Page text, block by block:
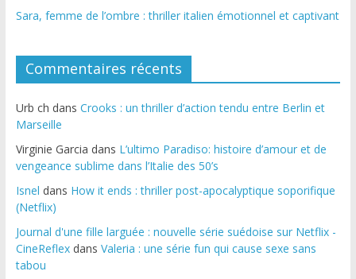
Sara, femme de l’ombre : thriller italien émotionnel et captivant
Commentaires récents
Urb ch dans Crooks : un thriller d’action tendu entre Berlin et
Marseille
Virginie Garcia dans L’ultimo Paradiso: histoire d’amour et de
vengeance sublime dans l’Italie des 50’s
Isnel dans How it ends : thriller post-apocalyptique soporifique
(Netflix)
Journal d'une fille larguée : nouvelle série suédoise sur Netflix -
CineReflexdans Valeria : une série fun qui cause sexe sans
tabou